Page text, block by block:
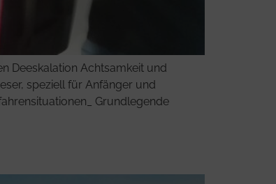
Deeskalation Achtsamkeit und
speziell für Anfänger und
Grundlegende